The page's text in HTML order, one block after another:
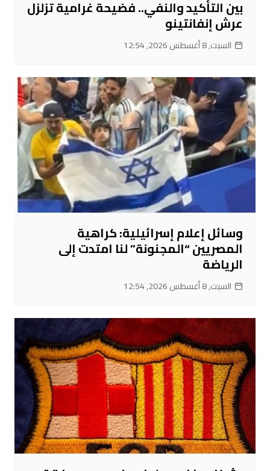
بين التأكيد والنفي.. فضيحة غرامية تزلزل
عرش إنفانتينو
السبت, 8 أغسطس 2026, 12:54
وسائل إعلام إسرائيلية: كراهية
المصريين “المجنونة” لنا امتدت إلى
الرياضة
السبت, 8 أغسطس 2026, 12:54